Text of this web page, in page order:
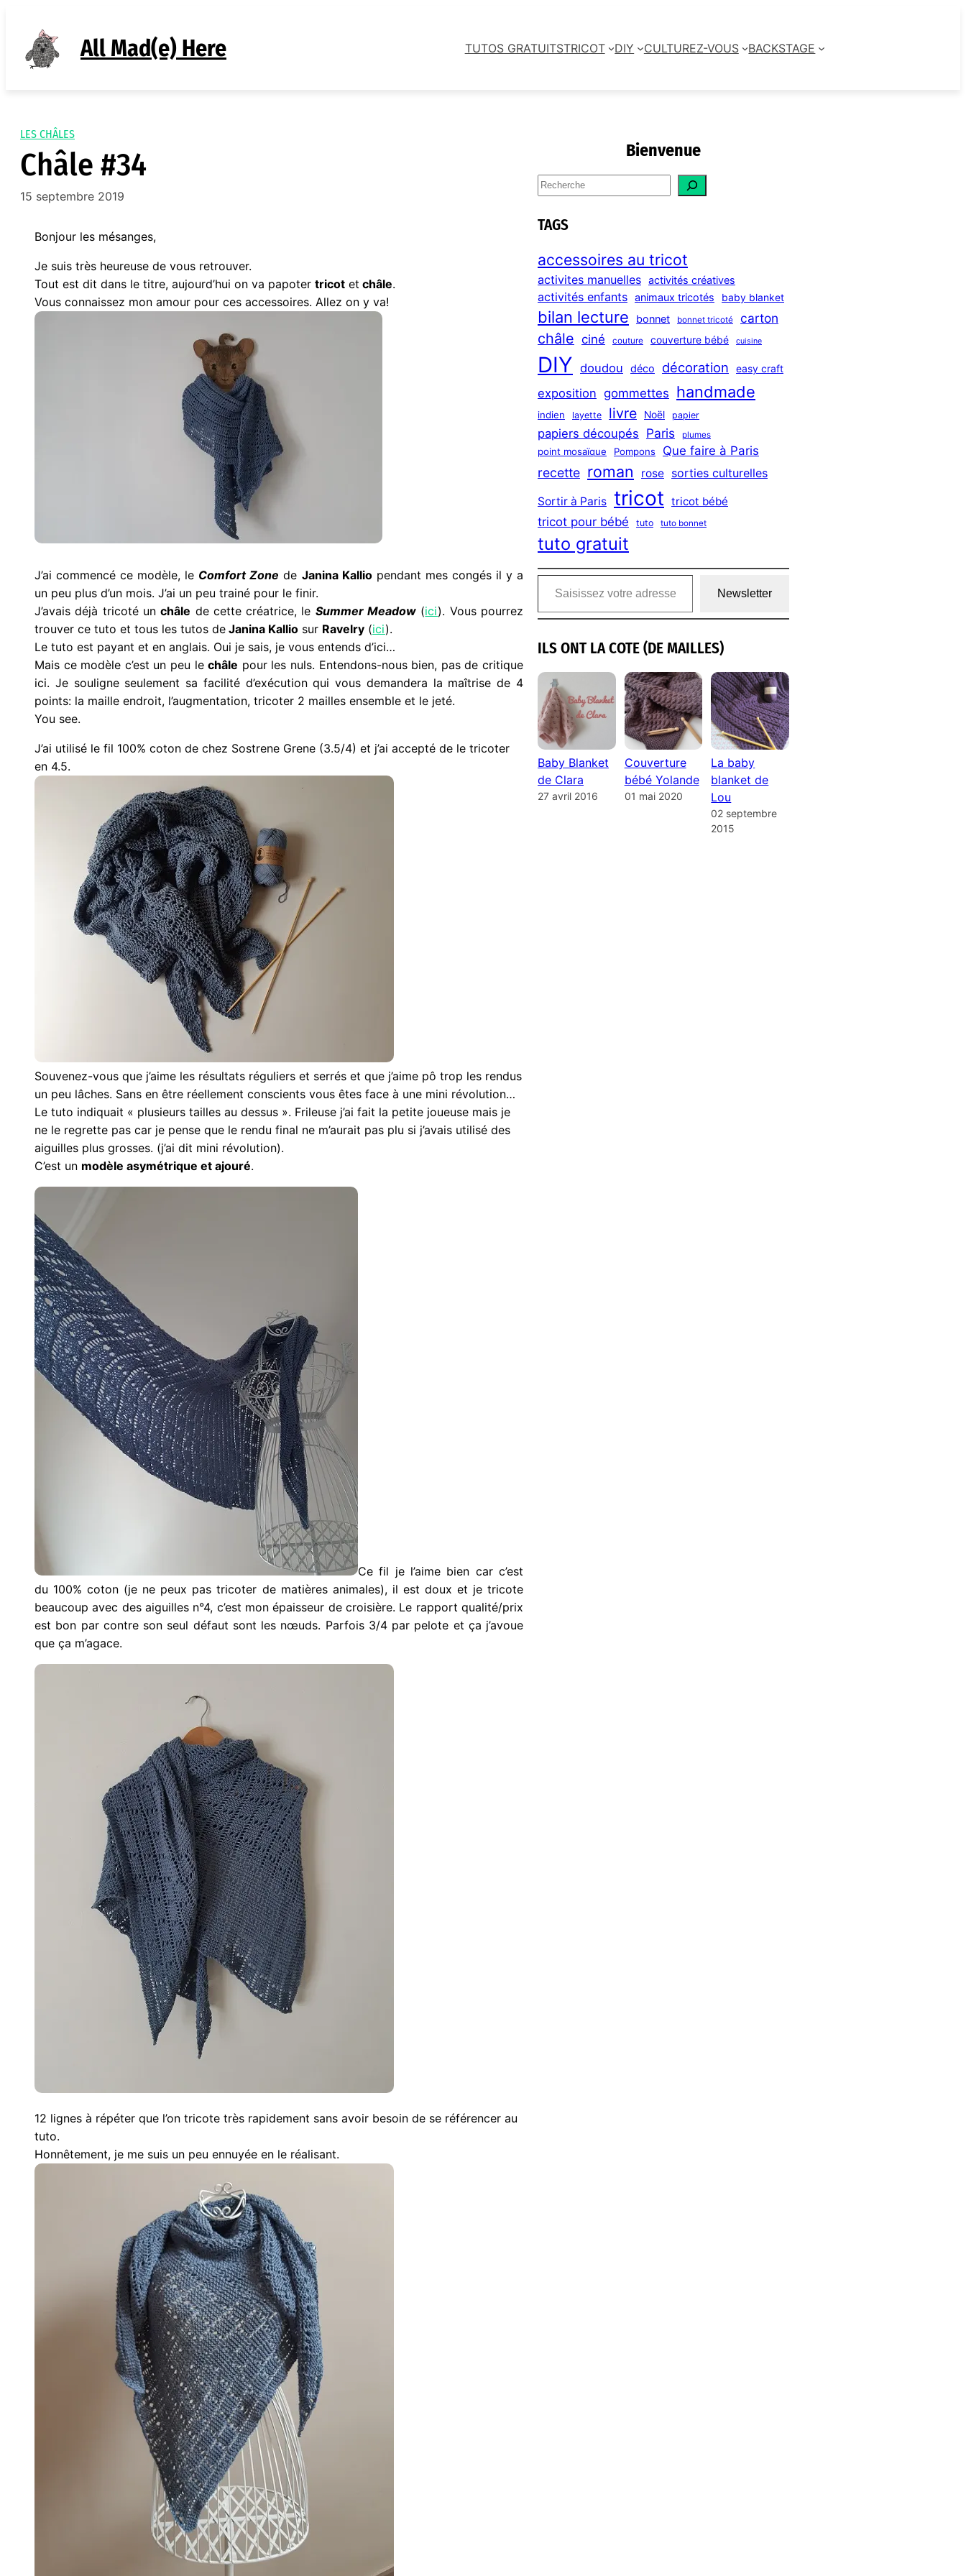
contenu
All Mad(e) Here TUTOS GRATUITSTRICOT DIY CULTUREZ-VOUS BACKSTAGE
LES CHÂLES
Châle #34
15 septembre 2019
Bonjour les mésanges,
Je suis très heureuse de vous retrouver.
Tout est dit dans le titre, aujourd’hui on va papoter tricot et châle.
Vous connaissez mon amour pour ces accessoires. Allez on y va!
J’ai commencé ce modèle, le Comfort Zone de Janina Kalliopendant mes congés il y a
un peu plus d’un mois. J’ai un peu trainé pour le finir.
J’avais déjà tricoté unchâle de cette créatrice, le Summer Meadow (ici). Vous pourrez
trouver ce tuto et tous les tutos de Janina Kallio sur Ravelry (ici).
Le tuto est payant et en anglais. Oui je sais, je vous entends d’ici…
Mais ce modèle c’est un peu lechâle pour les nuls. Entendons-nous bien, pas de critique
ici. Je souligne seulement sa facilité d’exécution qui vous demandera la maîtrise de 4
points: la maille endroit, l’augmentation, tricoter 2 mailles ensemble et le jeté.
You see.
J’ai utilisé le fil 100% coton de chez Sostrene Grene (3.5/4) et j’ai accepté de le tricoter
en 4.5.
Souvenez-vous que j’aime les résultats réguliers et serrés et que j’aime pô trop les rendus
un peu lâches. Sans en être réellement conscients vous êtes face à une mini révolution…
Le tuto indiquait « plusieurs tailles au dessus ». Frileuse j’ai fait la petite joueuse mais je
ne le regrette pas car je pense que le rendu final ne m’aurait pas plu si j’avais utilisé des
aiguilles plus grosses. (j’ai dit mini révolution).
C’est un modèle asymétrique et ajouré.
Ce fil je l’aime bien car c’est
du 100% coton (je ne peux pas tricoter de matières animales), il est doux et je tricote
beaucoup avec des aiguilles n°4, c’est mon épaisseur de croisière. Le rapport qualité/prix
est bon par contre son seul défaut sont les nœuds. Parfois 3/4 par pelote et ça j’avoue
que ça m’agace.
12 lignes à répéter que l’on tricote très rapidement sans avoir besoin de se référencer au
tuto.
Honnêtement, je me suis un peu ennuyée en le réalisant.
Bienvenue
S
e
a
r
h
TAGS
accessoires au tricot
activites manuelles activités créatives
activités enfants animaux tricotés baby blanket
bilan lecture bonnet bonnet tricoté carton
châle ciné couture couverture bébé cuisine
DIY doudou déco décoration easy craft
exposition gommettes handmade
indien layette livre Noël papier
papiers découpés Paris plumes
point mosaïque Pompons Que faire à Paris
recette roman rose sorties culturelles
Sortir à Paris tricot tricot bébé
tricot pour bébé tuto tuto bonnet
tuto gratuit
Saisissez votre adresse e-mail…
Newsletter
ILS ONT LA COTE (DE MAILLES)
Baby Blanket
de Clara
27 avril 2016
Couverture
bébé Yolande
01 mai 2020
La baby
blanket de
Lou
02 septembre
2015